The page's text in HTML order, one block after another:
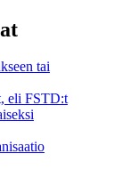
tai
eli FSTD:t